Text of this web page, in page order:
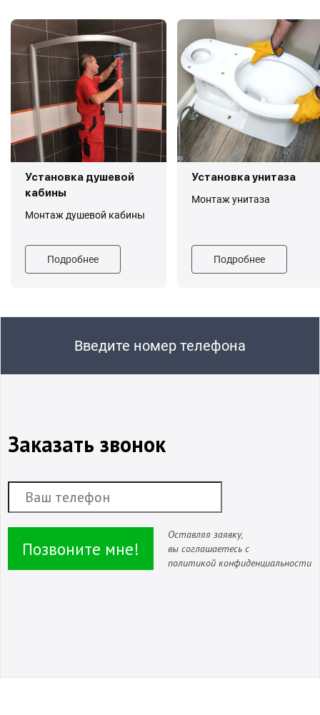
Установка душевой
кабины
Монтаж душевой кабины
Подробнее
Установка унитаза
Монтаж унитаза
Подробнее
Введите номер телефона
Заказать звонок
Позвоните мне!
Оставляя заявку,
вы соглашаетесь с
политикой конфиденциальности